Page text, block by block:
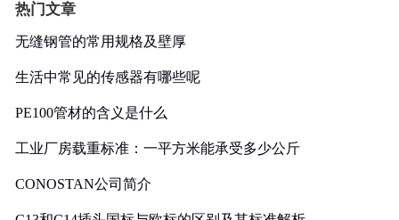
热门文章
无缝钢管的常用规格及壁厚
生活中常见的传感器有哪些呢
PE100管材的含义是什么
工业厂房载重标准：一平方米能承受多少公斤
CONOSTAN公司简介